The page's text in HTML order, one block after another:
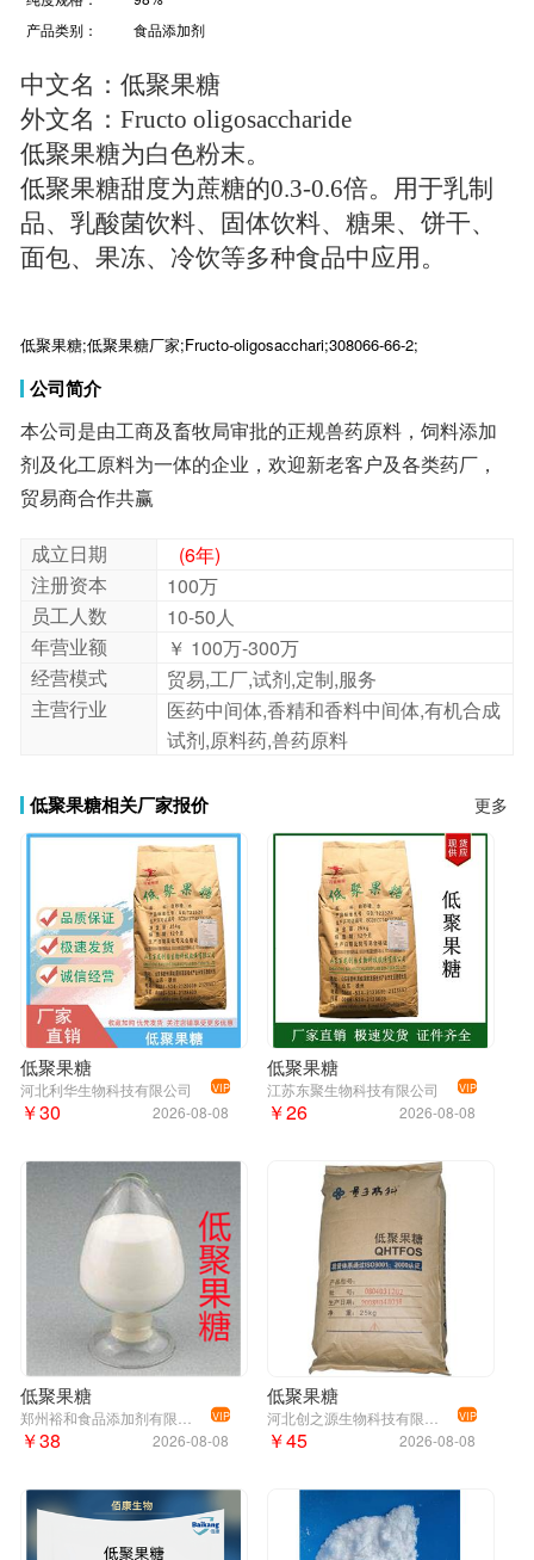
产品类别：
食品添加剂
中文名：低聚果糖
外文名：Fructo oligosaccharide
低聚果糖为白色粉末。
低聚果糖甜度为蔗糖的0.3-0.6倍。用于乳制
品、乳酸菌饮料、固体饮料、糖果、饼干、
面包、果冻、冷饮等多种食品中应用。
低聚果糖;低聚果糖厂家;Fructo-oligosacchari;308066-66-2;
公司简介
本公司是由工商及畜牧局审批的正规兽药原料，饲料添加
剂及化工原料为一体的企业，欢迎新老客户及各类药厂，
贸易商合作共赢
成立日期
(6年)
注册资本
100万
员工人数
10-50人
年营业额
￥ 100万-300万
经营模式
贸易,工厂,试剂,定制,服务
主营行业
医药中间体,香精和香料中间体,有机合成
试剂,原料药,兽药原料
低聚果糖相关厂家报价 更多
低聚果糖
河北利华生物科技有限公司 VIP
2026-08-08
￥30
低聚果糖
江苏东聚生物科技有限公司 VIP
2026-08-08
￥26
低聚果糖
VIP
2026-08-08
￥38
低聚果糖
VIP
2026-08-08
￥45